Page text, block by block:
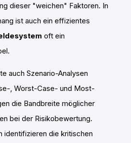
dieser "weichen" Faktoren. In
ist auch ein effizientes
oft ein
auch Szenario-Analysen
, Worst-Case- und Most-
die Bandbreite möglicher
bei der Risikobewertung.
identifizieren die kritischen